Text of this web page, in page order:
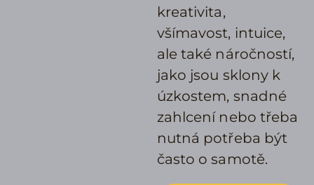
kreativita,
všímavost, intuice,
ale také náročností,
jako jsou sklony k
úzkostem, snadné
zahlcení nebo třeba
nutná potřeba být
často o samotě.